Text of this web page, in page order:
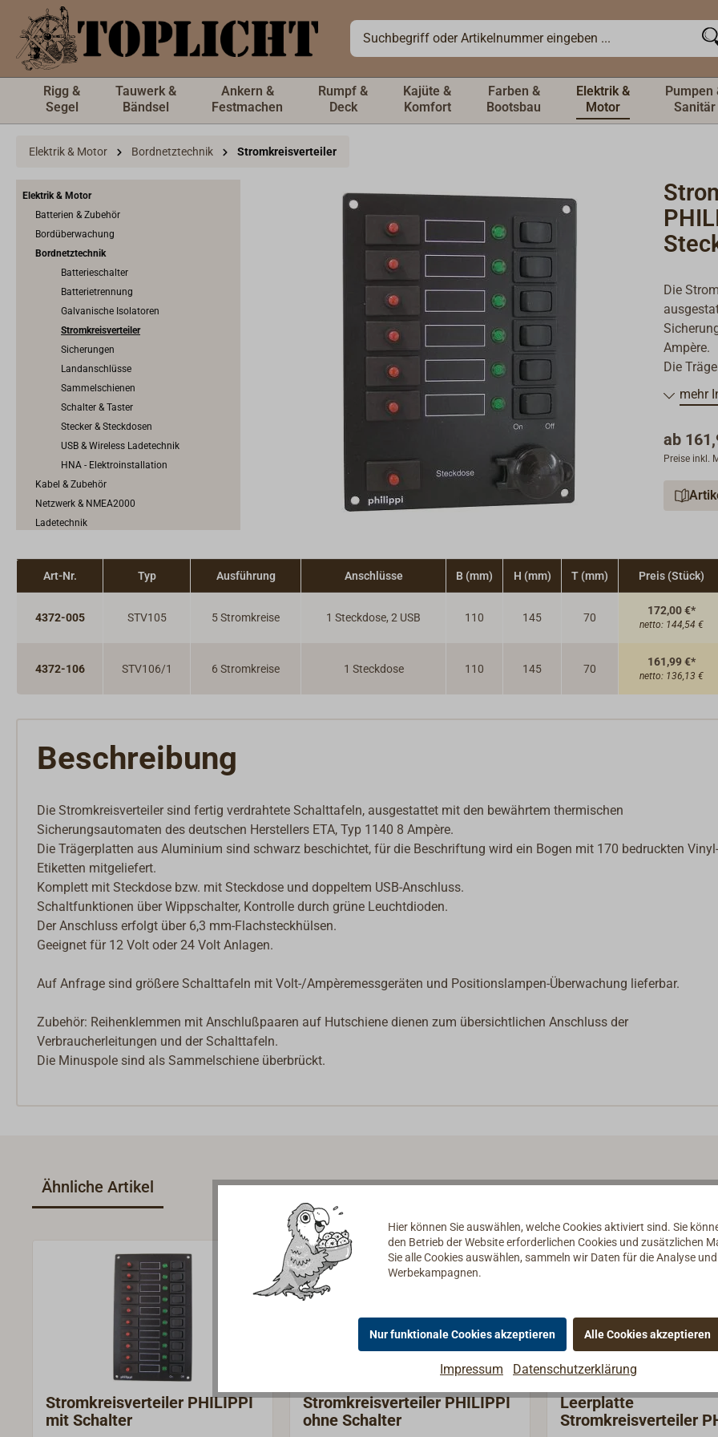
springen
Rigg &
Segel
Tauwerk &
Bändsel
Ankern &
Festmachen
Rumpf &
Deck
Kajüte &
Komfort
Farben &
Bootsbau
Elektrik &
Motor
Pumpen
Sanitär
Elektrik & Motor Bordnetztechnik Stromkreisverteiler
Elektrik & Motor
Batterien & Zubehör
Bordüberwachung
Bordnetztechnik
Batterieschalter
Batterietrennung
Galvanische Isolatoren
Stromkreisverteiler
Sicherungen
Landanschlüsse
Sammelschienen
Schalter & Taster
Stecker & Steckdosen
USB & Wireless Ladetechnik
HNA - Elektroinstallation
Kabel & Zubehör
Netzwerk & NMEA2000
Ladetechnik
Windgeneratoren, Solarmodule &
Brennstoffzellen
Motorschaltung & Schaltkabel
Kraftstoffanlage
Die
Ampère.
Die
Der
Auf
Volt-/
lieferbar.
dienen
und der
Die
mehr
ab
Preise inkl.
Art-Nr. Typ Ausführung Anschlüsse B (mm) H (mm) T (mm) Preis (Stück)
4372-005 STV105 5 Stromkreise 1 Steckdose, 2 USB 110 145 70
172,00 €*
netto: 144,54 €
4372-106 STV106/1 6 Stromkreise 1 Steckdose 110 145 70
161,99 €*
netto: 136,13 €
Beschreibung
Die Stromkreisverteiler sind fertig verdrahtete Schalttafeln, ausgestattet mit den bewährtem thermischen
Sicherungsautomaten des deutschen Herstellers ETA, Typ 1140 8 Ampère.
Die Trägerplatten aus Aluminium sind schwarz beschichtet, für die Beschriftung wird ein Bogen mit 170 bedruckten Vinyl-
Etiketten mitgeliefert.
Komplett mit Steckdose bzw. mit Steckdose und doppeltem USB-Anschluss.
Schaltfunktionen über Wippschalter, Kontrolle durch grüne Leuchtdioden.
Der Anschluss erfolgt über 6,3 mm-Flachsteckhülsen.
Geeignet für 12 Volt oder 24 Volt Anlagen.
Auf Anfrage sind größere Schalttafeln mit Volt-/Ampèremessgeräten und Positionslampen-Überwachung lieferbar.
Zubehör: Reihenklemmen mit Anschlußpaaren auf Hutschiene dienen zum übersichtlichen Anschluss der
Verbraucherleitungen und der Schalttafeln.
Die Minuspole sind als Sammelschiene überbrückt.
Ähnliche Artikel
Stromkreisverteiler PHILIPPI
mit Schalter
Stromkreisverteiler PHILIPPI
ohne Schalter
Leerplatte
Stromkreisverteiler
Hier können Sie auswählen, welche Cookies aktiviert sind. Sie
den Betrieb der Website erforderlichen Cookies und zusätzlichen
Sie alle Cookies auswählen, sammeln wir Daten für die Analyse
Werbekampagnen.
Nur funktionale Cookies akzeptieren Alle Cookies akzeptieren
Impressum Datenschutzerklärung